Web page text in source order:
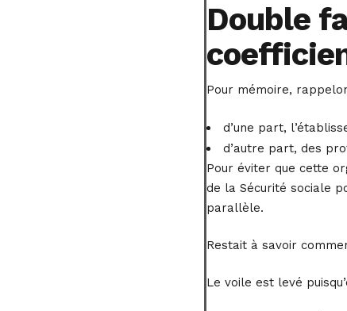
Double
Pour mémoire,
d’une part,
d’autre part, des
Pour éviter que cette
de la Sécurité sociale
parallèle.
Restait à savoir
Le voile est levé